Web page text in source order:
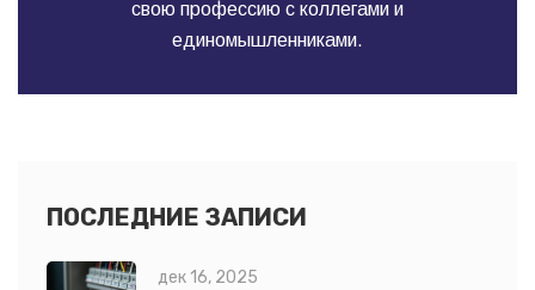
свою профессию с коллегами и
единомышленниками.
ПОСЛЕДНИЕ ЗАПИСИ
дек 16, 2025